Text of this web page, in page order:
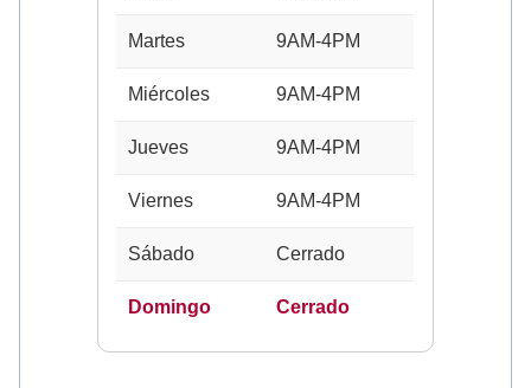
Martes 9AM-4PM
Miércoles 9AM-4PM
Jueves 9AM-4PM
Viernes 9AM-4PM
Sábado Cerrado
Domingo Cerrado